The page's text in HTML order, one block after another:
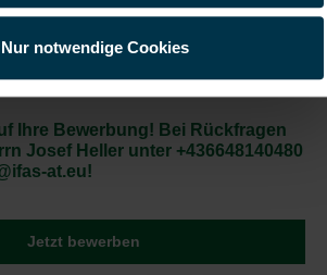
Nur notwendige Cookies
Ihre Bewerbung! Bei Rückfragen
Josef Heller unter +436648140480
at.eu!
Jetzt bewerben